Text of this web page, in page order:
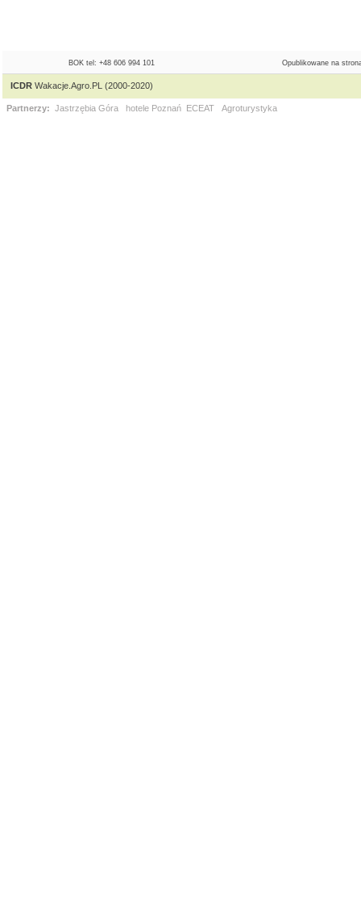
BOK tel: +48 606 994 101 Opublikowane na
ICDRWakacje.Agro.PL (2000-2020)
Partnerzy: Jastrzębia Góra hotele Poznań ECEAT Agroturystyka